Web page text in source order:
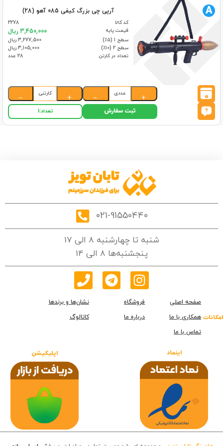
آرپی چی بزرگ کیفی 085 آهو (28)
کد کالا
2278
قیمت پایه
3,450,000 ریال
سطح 1 (۵٪)
3,277,500 ریال
سطح 2 (۱۰٪)
3,105,000 ریال
تعداد در کارتن
28 عدد
0
A
+
عددی
−
+
کارتنی
−
ثبت سفارش تعداد:1
021-91550440
شنبه تا چهارشنبه 8 الی 17
پنجشنبه‌ها 8 الی 14
امکانات
صفحه اصلی فروشگاه
نشان‌ها و برندها
همکاری با ما
درباره ما
کاتالوگ
تماس با ما
اینماد اپلیکیشن